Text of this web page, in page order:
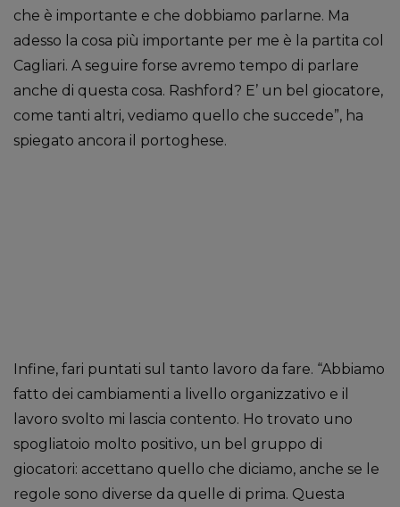
che è importante e che dobbiamo parlarne. Ma
adesso la cosa più importante per me è la partita col
Cagliari. A seguire forse avremo tempo di parlare
anche di questa cosa. Rashford? E’ un bel giocatore,
come tanti altri, vediamo quello che succede”, ha
spiegato ancora il portoghese.
Infine, fari puntati sul tanto lavoro da fare. “Abbiamo
fatto dei cambiamenti a livello organizzativo e il
lavoro svolto mi lascia contento. Ho trovato uno
spogliatoio molto positivo, un bel gruppo di
giocatori: accettano quello che diciamo, anche se le
regole sono diverse da quelle di prima. Questa